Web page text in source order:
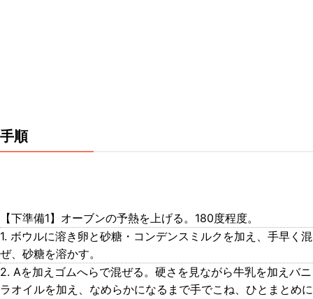
手順
【下準備1】オーブンの予熱を上げる。180度程度。
1. ボウルに溶き卵と砂糖・コンデンスミルクを加え、手早く混
ぜ、砂糖を溶かす。
2. Aを加えゴムへらで混ぜる。硬さを見ながら牛乳を加えバニ
ラオイルを加え、なめらかになるまで手でこね、ひとまとめに